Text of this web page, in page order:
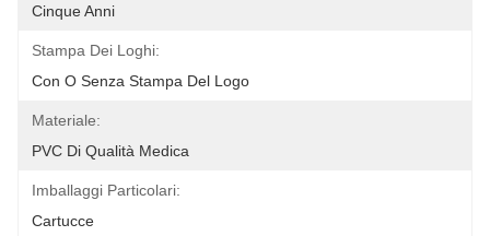
Cinque Anni
Stampa Dei Loghi:
Con O Senza Stampa Del Logo
Materiale:
PVC Di Qualità Medica
Imballaggi Particolari:
Cartucce